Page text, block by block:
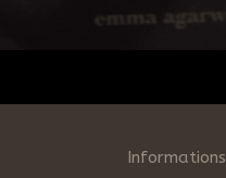
Informations